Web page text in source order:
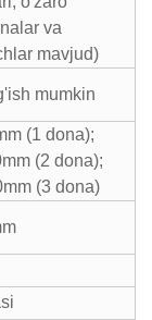
va
mavjud)
mumkin
(1 dona);
(2 dona);
(3 dona)